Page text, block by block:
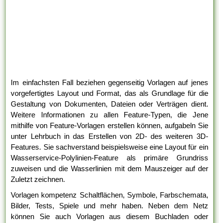
Im einfachsten Fall beziehen gegenseitig Vorlagen auf jenes
vorgefertigtes Layout und Format, das als Grundlage für die
Gestaltung von Dokumenten, Dateien oder Verträgen dient.
Weitere Informationen zu allen Feature-Typen, die Jene
mithilfe von Feature-Vorlagen erstellen können, aufgabeln Sie
unter Lehrbuch in das Erstellen von 2D- des weiteren 3D-
Features. Sie sachverstand beispielsweise eine Layout für ein
Wasserservice-Polylinien-Feature als primäre Grundriss
zuweisen und die Wasserlinien mit dem Mauszeiger auf der
Zuletzt zeichnen.
Vorlagen kompetenz Schaltflächen, Symbole, Farbschemata,
Bilder, Tests, Spiele und mehr haben. Neben dem Netz
können Sie auch Vorlagen aus diesem Buchladen oder